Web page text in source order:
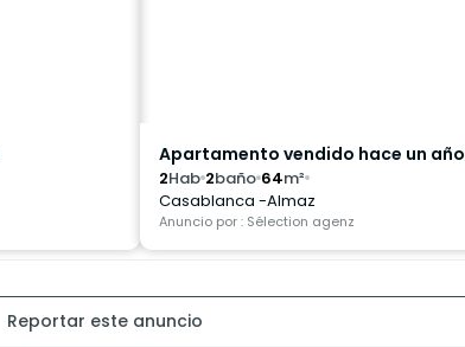
Apartamento vendido hace un año
2Hab 2baño 64m²
Casablanca -Almaz
Anuncio por : Sélection agenz
Reportar este anuncio